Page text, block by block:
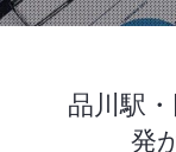
品川駅
発